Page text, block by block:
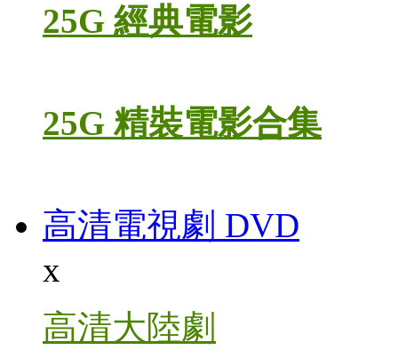
25G 經典電影
25G 精裝電影合集
高清電視劇 DVD
x
高清大陸劇